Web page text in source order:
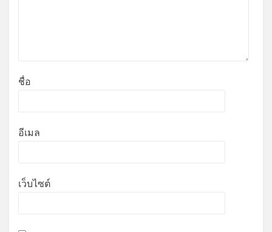
ชื่อ
อีเมล
เว็บไซต์